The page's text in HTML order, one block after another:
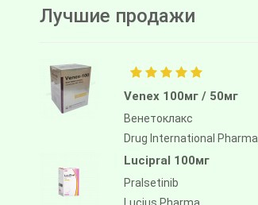
Лучшие продажи
Venex 100мг / 50мг
Венетоклакс
Drug International Pharma
Lucipral 100мг
Pralsetinib
Lucius Pharma